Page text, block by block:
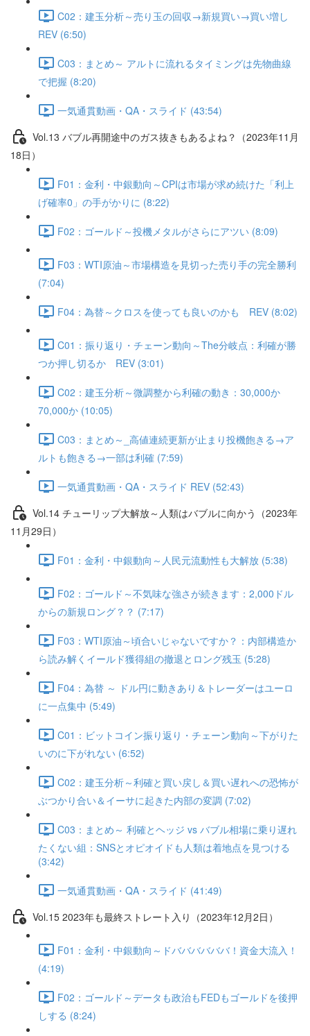
C02：建玉分析～売り玉の回収→新規買い→買い増し
REV (6:50)
C03：まとめ～ アルトに流れるタイミングは先物曲線
で把握 (8:20)
一気通貫動画・QA・スライド (43:54)
Vol.13 バブル再開途中のガス抜きもあるよね？（2023年11月
18日）
F01：金利・中銀動向～CPIは市場が求め続けた「利上
げ確率0」の手がかりに (8:22)
F02：ゴールド～投機メタルがさらにアツい (8:09)
F03：WTI原油～市場構造を見切った売り手の完全勝利
(7:04)
F04：為替～クロスを使っても良いのかも REV (8:02)
C01：振り返り・チェーン動向～The分岐点：利確が勝
つか押し切るか REV (3:01)
C02：建玉分析～微調整から利確の動き：30,000か
70,000か (10:05)
C03：まとめ～_高値連続更新が止まり投機飽きる→ア
ルトも飽きる→一部は利確 (7:59)
一気通貫動画・QA・スライド REV (52:43)
Vol.14 チューリップ大解放～人類はバブルに向かう（2023年
11月29日）
F01：金利・中銀動向～人民元流動性も大解放 (5:38)
F02：ゴールド～不気味な強さが続きます：2,000ドル
からの新規ロング？？ (7:17)
F03：WTI原油～頃合いじゃないですか？：内部構造か
ら読み解くイールド獲得組の撤退とロング残玉 (5:28)
F04：為替 ～ ドル円に動きあり＆トレーダーはユーロ
に一点集中 (5:49)
C01：ビットコイン振り返り・チェーン動向～下がりた
いのに下がれない (6:52)
C02：建玉分析～利確と買い戻し＆買い遅れへの恐怖が
ぶつかり合い＆イーサに起きた内部の変調 (7:02)
C03：まとめ～ 利確とヘッジ vs バブル相場に乗り遅れ
たくない組：SNSとオピオイドも人類は着地点を見つける
(3:42)
一気通貫動画・QA・スライド (41:49)
Vol.15 2023年も最終ストレート入り（2023年12月2日）
F01：金利・中銀動向～ドババババババ！資金大流入！
(4:19)
F02：ゴールド～データも政治もFEDもゴールドを後押
しする (8:24)